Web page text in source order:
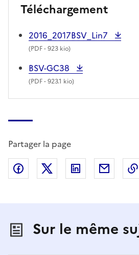
Téléchargement
2016_2017BSV_Lin7
(PDF- 923 kio)
BSV-GC38
(PDF- 923.1 kio)
Partager la page
Partager sur Facebook
Partager sur X
Partager sur
Sur le même